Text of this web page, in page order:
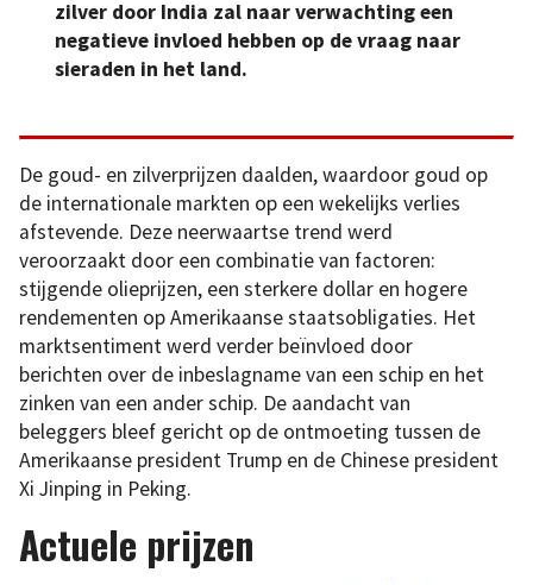
zilver door India zal naar verwachting een
negatieve invloed hebben op de vraag naar
sieraden in het land.
De goud- en zilverprijzen daalden, waardoor goud op
de internationale markten op een wekelijks verlies
afstevende. Deze neerwaartse trend werd
veroorzaakt door een combinatie van factoren:
stijgende olieprijzen, een sterkere dollar en hogere
rendementen op Amerikaanse staatsobligaties. Het
marktsentiment werd verder beïnvloed door
berichten over de inbeslagname van een schip en het
zinken van een ander schip. De aandacht van
beleggers bleef gericht op de ontmoeting tussen de
Amerikaanse president Trump en de Chinese president
Xi Jinping in Peking.
Actuele prijzen